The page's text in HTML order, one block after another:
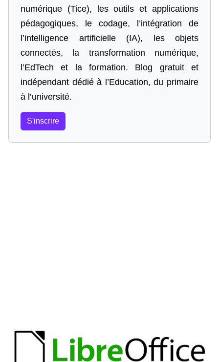
numérique (Tice), les outils et applications
pédagogiques, le codage,
l’intégration de
l’intelligence artificielle (IA), les objets
connectés, la transformation numérique,
l’EdTech et la formation. Blog gratuit et
indépendant dédié à l’Education, du primaire
à l’université.
S'inscrire